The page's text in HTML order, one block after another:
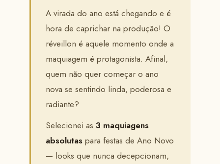
A virada do ano está chegando e é
hora de caprichar na produção! O
réveillon é aquele momento onde a
maquiagem é protagonista. Afinal,
quem não quer começar o ano
nova se sentindo linda, poderosa e
radiante?
Selecionei as 3 maquiagens
absolutaspara festas de Ano Novo
— looks que nunca decepcionam,